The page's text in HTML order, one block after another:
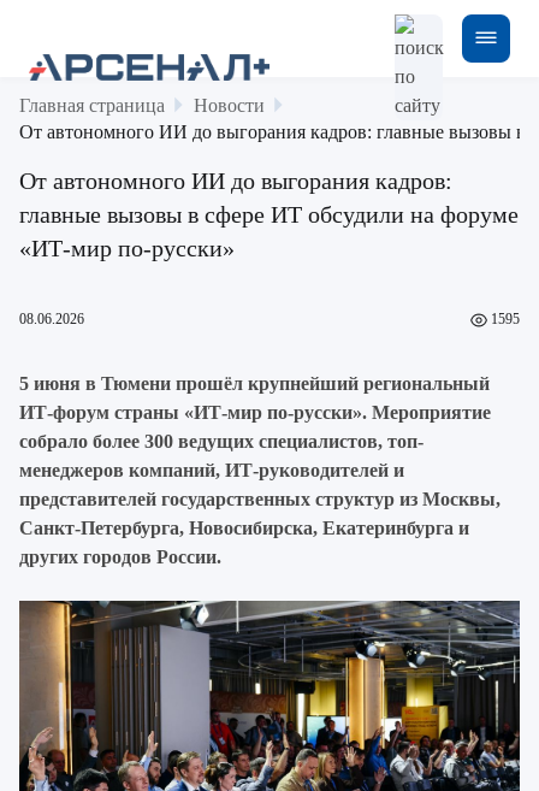
Главная страница
Новости
От автономного ИИ до выгорания кадров: главные вызовы
От автономного ИИ до выгорания кадров:
главные вызовы в сфере ИТ обсудили на форуме
«ИТ-мир по-русски»
08.06.2026 1595
5 июня в Тюмени прошёл крупнейший региональный
ИТ-форум страны «ИТ-мир по-русски». Мероприятие
собрало более 300 ведущих специалистов, топ-
менеджеров компаний, ИТ-руководителей и
представителей государственных структур из Москвы,
Санкт-Петербурга, Новосибирска, Екатеринбурга и
других городов России.